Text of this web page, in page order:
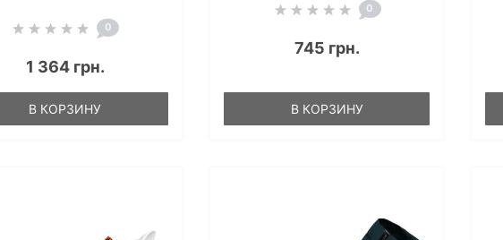
0
1 364 грн.
В КОРЗИНУ
0
745 грн.
В КОРЗИНУ